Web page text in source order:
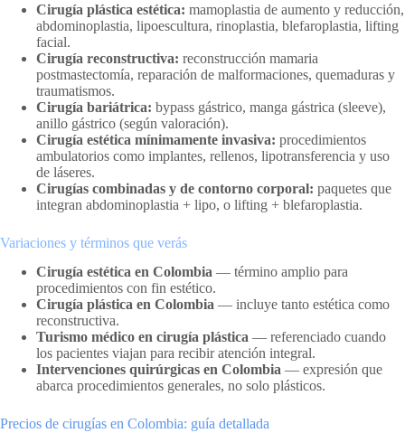
Cirugía plástica estética: mamoplastia de aumento y reducción,
abdominoplastia, lipoescultura, rinoplastia, blefaroplastia, lifting
facial.
Cirugía reconstructiva: reconstrucción mamaria
postmastectomía, reparación de malformaciones, quemaduras y
traumatismos.
Cirugía bariátrica: bypass gástrico, manga gástrica (sleeve),
anillo gástrico (según valoración).
Cirugía estética mínimamente invasiva: procedimientos
ambulatorios como implantes, rellenos, lipotransferencia y uso
de láseres.
Cirugías combinadas y de contorno corporal: paquetes que
integran abdominoplastia + lipo, o lifting + blefaroplastia.
Variaciones y términos que verás
Cirugía estética en Colombia — término amplio para
procedimientos con fin estético.
Cirugía plástica en Colombia — incluye tanto estética como
reconstructiva.
Turismo médico en cirugía plástica — referenciado cuando
los pacientes viajan para recibir atención integral.
Intervenciones quirúrgicas en Colombia — expresión que
abarca procedimientos generales, no solo plásticos.
Precios de cirugías en Colombia: guía detallada